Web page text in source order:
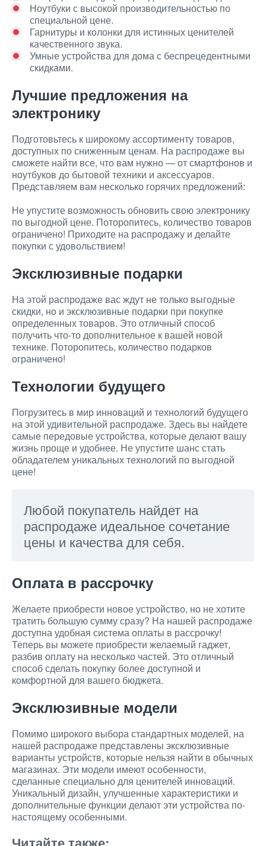
Ноутбуки с высокой производительностью по
специальной цене.
Гарнитуры и колонки для истинных ценителей
качественного звука.
Умные устройства для дома с беспрецедентными
скидками.
Лучшие предложения на
электронику
Подготовьтесь к широкому ассортименту товаров,
доступных по сниженным ценам. На распродаже вы
сможете найти все, что вам нужно — от смартфонов и
ноутбуков до бытовой техники и аксессуаров.
Представляем вам несколько горячих предложений:
Не упустите возможность обновить свою электронику
по выгодной цене. Поторопитесь, количество товаров
ограничено! Приходите на распродажу и делайте
покупки с удовольствием!
Эксклюзивные подарки
На этой распродаже вас ждут не только выгодные
скидки, но и эксклюзивные подарки при покупке
определенных товаров. Это отличный способ
получить что-то дополнительное к вашей новой
технике. Поторопитесь, количество подарков
ограничено!
Технологии будущего
Погрузитесь в мир инноваций и технологий будущего
на этой удивительной распродаже. Здесь вы найдете
самые передовые устройства, которые делают вашу
жизнь проще и удобнее. Не упустите шанс стать
обладателем уникальных технологий по выгодной
цене!
Любой покупатель найдет на
распродаже идеальное сочетание
цены и качества для себя.
Оплата в рассрочку
Желаете приобрести новое устройство, но не хотите
тратить большую сумму сразу? На нашей распродаже
доступна удобная система оплаты в рассрочку!
Теперь вы можете приобрести желаемый гаджет,
разбив оплату на несколько частей. Это отличный
способ сделать покупку более доступной и
комфортной для вашего бюджета.
Эксклюзивные модели
Помимо широкого выбора стандартных моделей, на
нашей распродаже представлены эксклюзивные
варианты устройств, которые нельзя найти в обычных
магазинах. Эти модели имеют особенности,
сделанные специально для ценителей инноваций.
Уникальный дизайн, улучшенные характеристики и
дополнительные функции делают эти устройства по-
настоящему особенными.